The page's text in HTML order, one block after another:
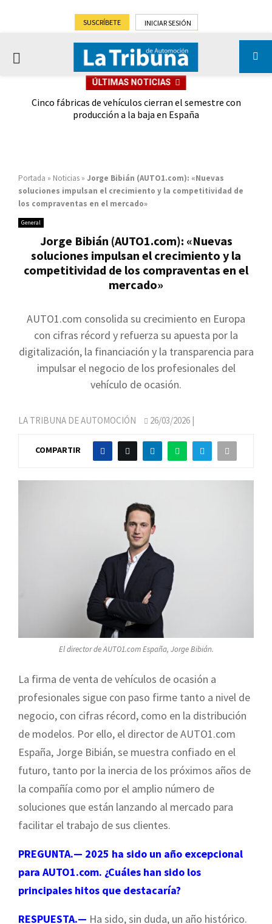
SUSCRÍBETE INICIAR SESIÓN
PRIMARY
ÚLTIMAS NOTICIAS
Cinco fábricas de vehículos cierran el semestre con
producción a la baja en España
Portada » Noticias » Jorge Bibián (AUTO1.com): «Nuevas
soluciones impulsan el crecimiento y la competitividad de
los compraventas en el mercado»
General
Jorge Bibián (AUTO1.com): «Nuevas
soluciones impulsan el crecimiento y la
competitividad de los compraventas en el
mercado»
AUTO1.com consolida su crecimiento en Europa
con cifras récord y refuerza su apuesta por la
digitalización, la financiación y la transparencia para
impulsar el negocio de los profesionales del
vehículo de ocasión.
LA TRIBUNA DE AUTOMOCIÓN 26/03/2026 |
COMPARTIR
El director de AUTO1.com España, Jorge Bibián.
La firma de venta de vehículos de ocasión a
profesionales sigue con paso firme tanto a nivel de
negocio, con cifras récord, como en la distribución
de modelos. Por ello, el director de AUTO1.com
España, Jorge Bibián, se muestra confiado en el
futuro, tanto por la inercia de los próximos años de
la compañía como por el amplio número de
soluciones que están lanzando al mercado para
facilitar el trabajo de sus clientes.
PREGUNTA.— 2025 ha sido un año excepcional
para AUTO1.com. ¿Cuáles han sido los
principales hitos que destacaría?
RESPUESTA.— Ha sido, sin duda, un año histórico.